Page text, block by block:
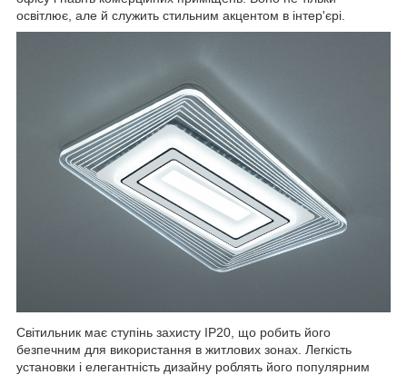
освітлює, але й служить стильним акцентом в інтер'єрі.
Світильник має ступінь захисту IP20, що робить його
безпечним для використання в житлових зонах. Легкість
установки і елегантність дизайну роблять його популярним